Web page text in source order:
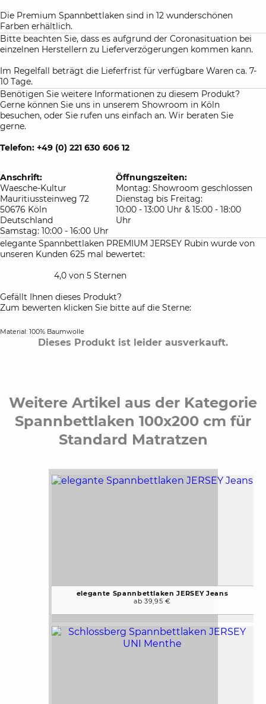
Die Premium Spannbettlaken sind in 12 wunderschönen
Farben erhältlich.
Bitte beachten Sie, dass es aufgrund der Coronasituation bei
einzelnen Herstellern zu Lieferverzögerungen kommen kann.
Im Regelfall beträgt die Lieferfrist für verfügbare Waren ca. 7-
10 Tage.
Benötigen Sie weitere Informationen zu diesem Produkt?
Gerne können Sie uns in unserem Showroom in Köln
besuchen, oder Sie rufen uns einfach an. Wir beraten Sie
gerne.
Telefon: +49 (0) 221 630 606 12
Anschrift:
Waesche-Kultur
Mauritiussteinweg 72
50676 Köln
Deutschland
Öffnungszeiten:
Montag: Showroom geschlossen
Dienstag bis Freitag:
10:00 - 13:00 Uhr & 15:00 - 18:00
Uhr
Samstag: 10:00 - 16:00 Uhr
elegante Spannbettlaken PREMIUM JERSEY Rubin wurde von
unseren Kunden 625 mal bewertet:
4,0 von 5 Sternen
Gefällt Ihnen dieses Produkt?
Zum bewerten klicken Sie bitte auf die Sterne:
Material: 100% Baumwolle
Dieses Produkt ist leider ausverkauft.
Weitere Artikel aus der Kategorie
Spannbettlaken 100x200 cm für
Standard Matratzen
elegante Spannbettlaken JERSEY Jeans
ab 39,95 €